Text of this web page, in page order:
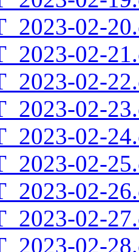
02-
02-
02-
02-
02-
02-
02-
02-
02-